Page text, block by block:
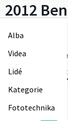
Alba
Videa
Lidé
Kategorie
Fototechnika
2012
2012 Benátská
0